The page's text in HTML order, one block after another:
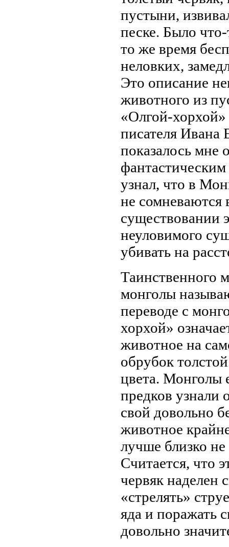
пустыни,
песке. Было
то же время
неловких,
Это описание
животного из
«Олгой-хорхой»
писателя Ивана
показалось мне
узнал, что в
не сомневаются
существовании
неуловимого
убивать на
Таинственного
монголы
переводе с
хорхой»
животное на
обрубок
цвета. Монголы
предков узнали
свой довольно
животное
лучше близко
Считается, что
червяк наделен
«стрелять»
яда и поражать
довольно